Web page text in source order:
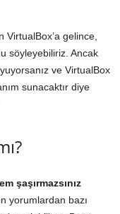
VirtualBox’a gelince,
söyleyebiliriz. Ancak
ve VirtualBox
sunacaktır diye
şaşırmazsınız
yorumlardan bazı